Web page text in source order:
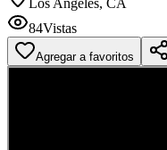
84Vistas
Agregar a favoritos